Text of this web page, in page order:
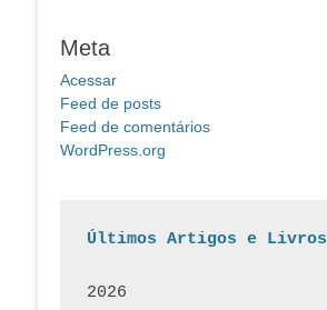
Meta
Acessar
Feed de posts
Feed de comentários
WordPress.org
Últimos Artigos e Livros
2026